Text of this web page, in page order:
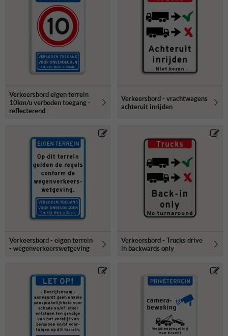
Verkeersbord eigen terrein
10km/u verboden toegang -
reflecterend
Verkeersbord - vrachtwagens
achteruit inrijden
Verkeersbord - eigen terrein
- wegenverkeerswetgeving
Verkeersbord - Trucks drive
in backwards only